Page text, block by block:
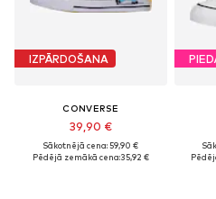
IZPĀRDOŠANA
CONVERSE
39,90 €
Sākotnējā cena: 59,90 €
Pēdējā zemākā cena:35,92 €